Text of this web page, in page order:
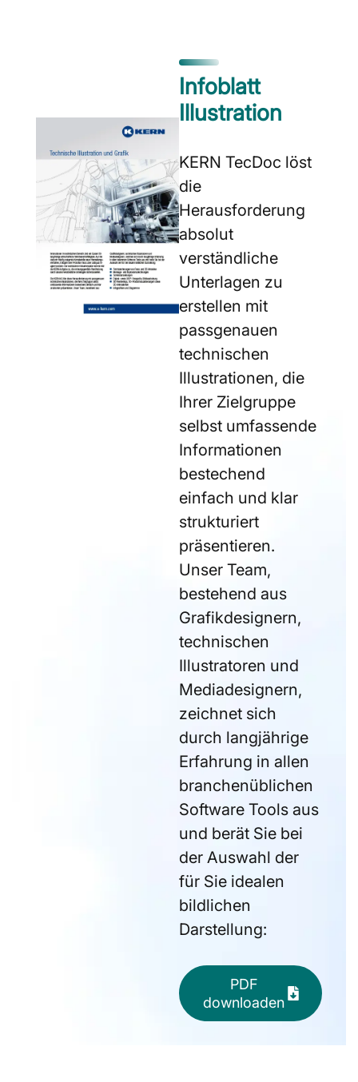
Infoblatt
Illustration
KERN TecDoc löst
die
Herausforderung
absolut
verständliche
Unterlagen zu
erstellen mit
passgenauen
technischen
Illustrationen, die
Ihrer Zielgruppe
selbst umfassende
Informationen
bestechend
einfach und klar
strukturiert
präsentieren.
Unser Team,
bestehend aus
Grafikdesignern,
technischen
Illustratoren und
Mediadesignern,
zeichnet sich
durch langjährige
Erfahrung in allen
branchenüblichen
Software Tools aus
und berät Sie bei
der Auswahl der
für Sie idealen
bildlichen
Darstellung:
PDF
downloaden